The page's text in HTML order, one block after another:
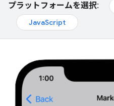
プラットフォームを選択:
JavaScript